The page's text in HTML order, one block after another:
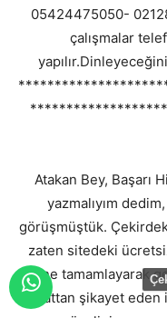
05424475050-
çalışmalar
Atakan Bey, Başarı
yazmalıyım
görüşmüştük.
zaten sitedeki
güne tamamlayarak
hayattan şikayet